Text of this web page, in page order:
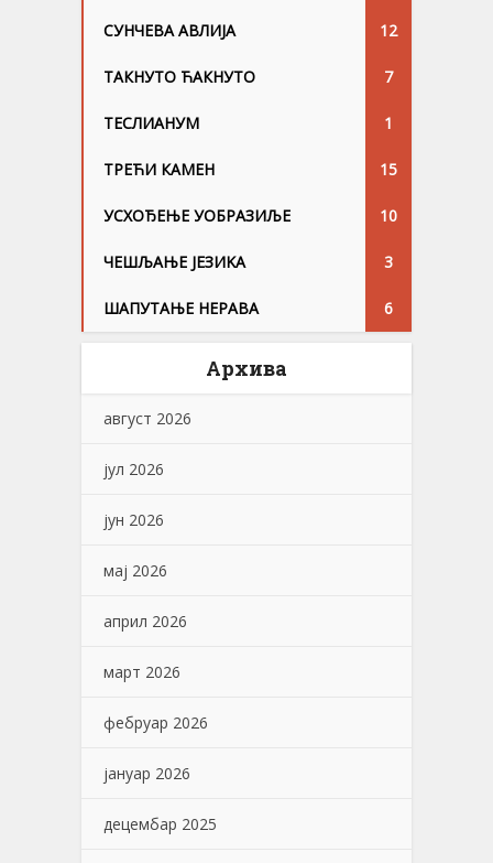
СУНЧЕВА АВЛИЈА 12
ТАКНУТО ЋАКНУТО 7
ТЕСЛИАНУМ 1
ТРЕЋИ КАМЕН 15
УСХОЂЕЊЕ УОБРАЗИЉЕ 10
ЧЕШЉАЊЕ ЈЕЗИKА 3
ШАПУТАЊЕ НЕРАВА 6
Архива
август 2026
јул 2026
јун 2026
мај 2026
април 2026
март 2026
фебруар 2026
јануар 2026
децембар 2025